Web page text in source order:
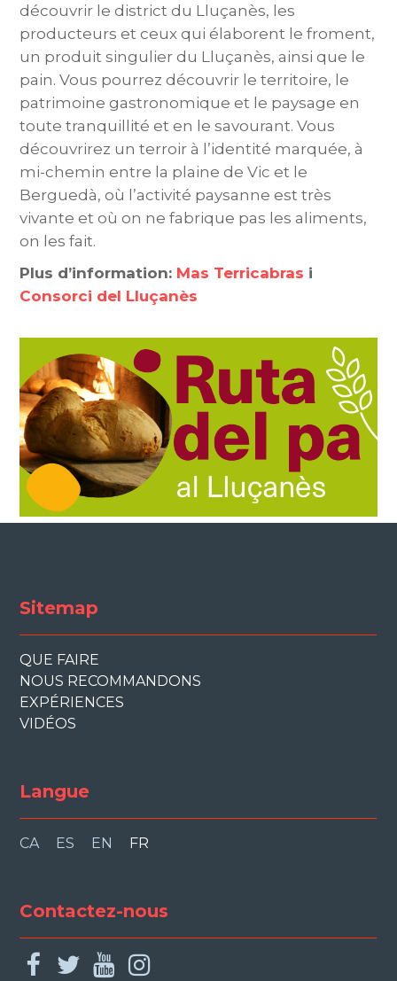
découvrir le district du Lluçanès, les
producteurs et ceux qui élaborent le froment,
un produit singulier du Lluçanès, ainsi que le
pain. Vous pourrez découvrir le territoire, le
patrimoine gastronomique et le paysage en
toute tranquillité et en le savourant. Vous
découvrirez un terroir à l’identité marquée, à
mi-chemin entre la plaine de Vic et le
Berguedà, où l’activité paysanne est très
vivante et où on ne fabrique pas les aliments,
on les fait.
Plus d’information: Mas Terricabras i
Consorci del Lluçanès
Sitemap
QUE FAIRE
NOUS RECOMMANDONS
EXPÉRIENCES
VIDÉOS
Langue
CA ES EN FR
Contactez-nous
facebook
twitteryoutube